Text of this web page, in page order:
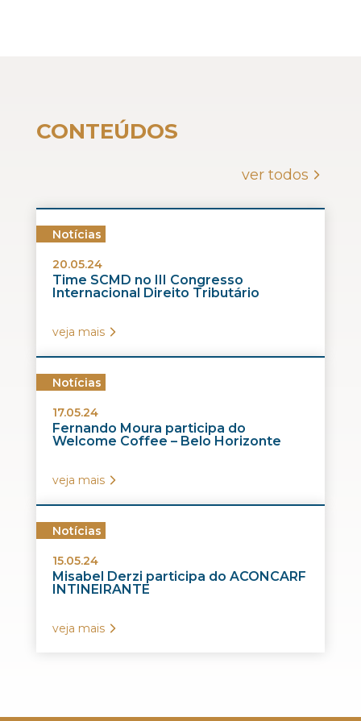
CONTEÚDOS
ver todos
Notícias
20.05.24
Time SCMD no III Congresso
Internacional Direito Tributário
veja mais
Notícias
17.05.24
Fernando Moura participa do
Welcome Coffee – Belo Horizonte
veja mais
Notícias
15.05.24
Misabel Derzi participa do ACONCARF
INTINEIRANTE
veja mais